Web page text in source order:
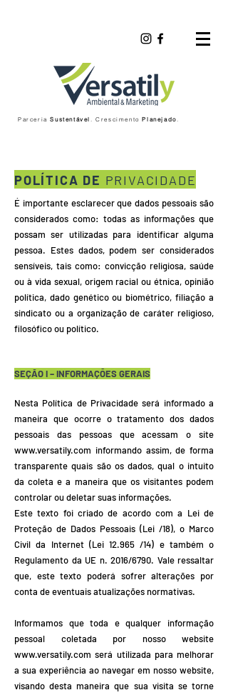
ParceriaSustentável. CrescimentoPlanejado.
POLÍTICA DE PRIVACIDADE
É importante esclarecer que dados pessoais são
considerados como: todas as informações que
possam ser utilizadas para identificar alguma
pessoa. Estes dados, podem ser considerados
sensíveis, tais como: convicção religiosa, saúde
ou à vida sexual, origem racial ou étnica, opinião
política, dado genético ou biométrico, filiação a
sindicato ou a organização de caráter religioso,
filosófico ou político.
SEÇÃO I – INFORMAÇÕES GERAIS
Nesta Política de Privacidade será informado a
maneira que ocorre o tratamento dos dados
pessoais das pessoas que acessam o site
www.versatily.com informando assim, de forma
transparente quais são os dados, qual o intuito
da coleta e a maneira que os visitantes podem
controlar ou deletar suas informações.
Este texto foi criado de acordo com a Lei de
Proteção de Dados Pessoais (Lei /18), o Marco
Civil da Internet (Lei 12.965 /14) e também o
Regulamento da UE n. 2016/6790. Vale ressaltar
que, este texto poderá sofrer alterações por
conta de eventuais atualizações normativas.
Informamos que toda e qualquer informação
pessoal coletada por nosso website
www.versatily.com será utilizada para melhorar
a sua experiência ao navegar em nosso website,
visando desta maneira que sua visita se torne